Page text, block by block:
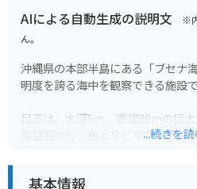
AIによる自動生成の説明文 ※内
ん。
沖縄県の本部半島にある「ブセナ
明度を誇る海中を観察できる施設で
目玉は、水深5m、直径80mの巨
展望窓から、色とりどりの熱帯魚
...続きを
基本情報